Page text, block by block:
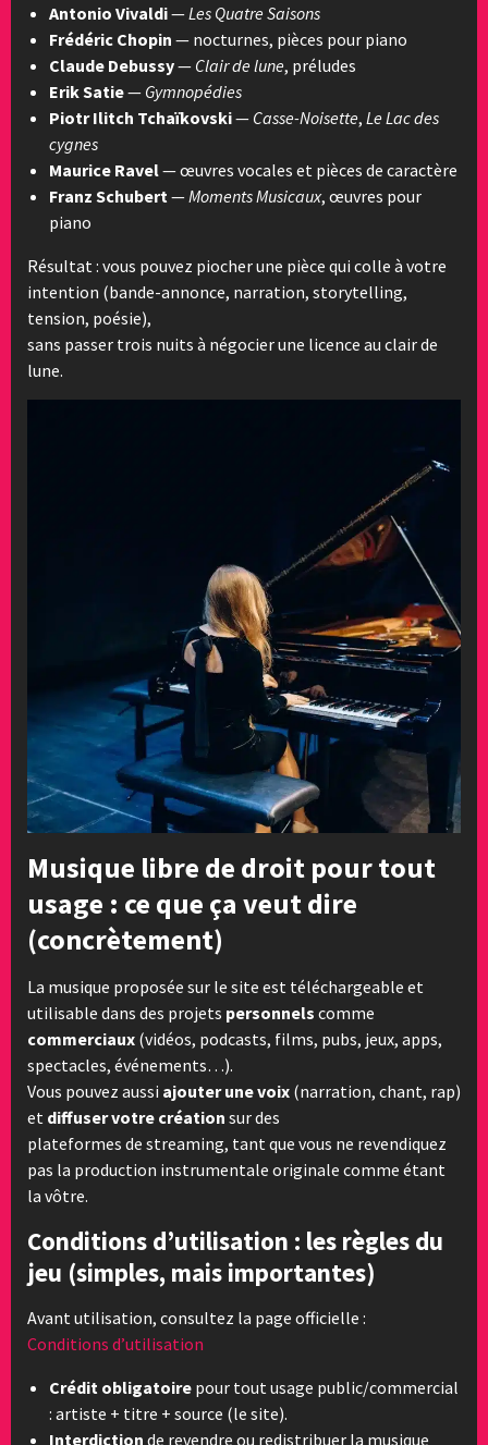
Antonio Vivaldi—Les Quatre Saisons
Frédéric Chopin — nocturnes, pièces pour piano
Claude Debussy— Clair de lune, préludes
Erik Satie— Gymnopédies
Piotr Ilitch Tchaïkovski— Casse-Noisette, Le Lac des
cygnes
Maurice Ravel— œuvres vocales et pièces de caractère
Franz Schubert —Moments Musicaux, œuvres pour
piano
Résultat : vous pouvez piocher une pièce qui colle à votre
intention (bande-annonce, narration, storytelling,
tension, poésie),
sans passer trois nuits à négocier une licence au clair de
lune.
Musique libre de droit pour tout
usage : ce que ça veut dire
(concrètement)
La musique proposée sur le site est téléchargeable et
utilisable dans des projets personnels comme
commerciaux (vidéos, podcasts, films, pubs, jeux, apps,
spectacles, événements…).
Vous pouvez aussi ajouter une voix (narration, chant, rap)
et diffuser votre création sur des
plateformes de streaming, tant que vous ne revendiquez
pas la production instrumentale originale comme étant
la vôtre.
Conditions d’utilisation : les règles du
jeu (simples, mais importantes)
Avant utilisation, consultez la page officielle :
Conditions d’utilisation
Crédit obligatoire pour tout usage public/commercial
: artiste + titre + source (le site).
Interdiction de revendre ou redistribuer la musique